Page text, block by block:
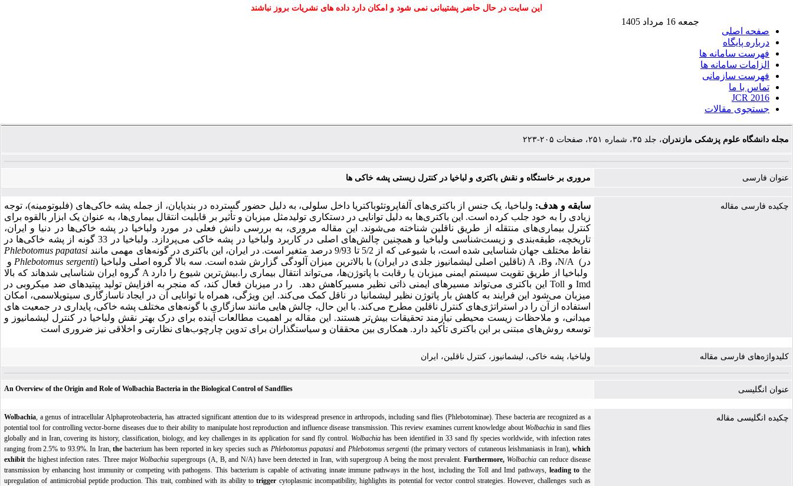
این سایت در حال حاضر پشتیبانی نمی شود و امکان دارد داده های نشریات بروز نباشند
صفحه اصلی
درباره پایگاه
فهرست سامانه ها
الزامات سامانه ها
فهرست سازمانی
تماس با ما
JCR 2016
جستجوی مقالات
جمعه 16 مرداد 1405
مجله دانشگاه علوم پزشکی مازندران، جلد ۳۵، شماره ۲۵۱، صفحات ۲۰۵-۲۲۳
عنوان فارسی مروری بر خاستگاه و نقش باکتری و لباخیا در کنترل زیستی پشه خاکی ها
چکیده فارسی مقاله سابقه و هدف: ولباخیا، یک جنس از باکتری‌های آلفاپروتئوباکتریا داخل سلولی، به دلیل حضور گسترده در بندپایان، از جمله پشه‌ خاکیهای (فلبوتومینه)، توجه
زیادی را به خود جلب کرده است. این باکتری‌ها به دلیل توانایی در دستکاری تولیدمثل میزبان و تأثیر بر قابلیت انتقال بیماری‌ها، به عنوان یک ابزار بالقوه برای
کنترل بیماری‌های منتقله از طریق ناقلین شناخته می‌شوند. این مقاله مروری، به بررسی دانش فعلی در مورد ولباخیا در پشه‌ خاکیها در دنیا و ایران،
تاریخچه، طبقهبندی و زیست‌شناسی ولباخیا و همچنین چالش‌های اصلی در کاربرد ولباخیا در پشه خاکی می‌پردازد. ولباخیا در 33 گونه از پشه
خاکی‌ها در
نقاط مختلف جهان شناسایی شده است، با شیوعی که از 5/2 تا 9/93 درصد متغیر است. در ایران، این باکتری در گونه‌های مهمی مانند
Phlebotomus papatasi
و Phlebotomus sergenti(ناقلین اصلی لیشمانیوز جلدی در ایران) با بالاترین میزان آلودگی گزارش شده است. سه بالا گروه اصلی ولباخیا ( A ،B، وN/A ) در
ایران شناسایی شدهاند که بالا
گروهA بیش‌ترین شیوع را دارد. ولباخیا از طریق تقویت سیستم ایمنی میزبان یا رقابت با پاتوژن‌ها، می‌تواند انتقال بیماری را
کاهش دهد.این باکتری می‌تواند مسیرهای ایمنی ذاتی نظیر مسیر Toll و Imd
را در میزبان فعال کند، که منجر به افزایش تولید پپتیدهای ضد میکروبی در
میزبان میشود این فرایند به کاهش بار پاتوژن نظیر لیشمانیا در ناقل کمک میکند.
این ویژگی، همراه با توانایی آن در ایجاد ناسازگاری سیتوپلاسمی، امکان
استفاده از آن را در استراتژی‌های کنترل ناقلین مطرح می‌کند. با این حال، چالش هایی مانند سازگاری با گونه‌های مختلف پشه خاکی، پایداری در جمعیت های
میدانی، و ملاحظات زیست محیطی نیازمند تحقیقات بیش‌تر هستند.
ین مقاله بر اهمیت مطالعات آینده برای درک بهتر نقش ولباخیا در کنترل لیشمانیوز و
توسعه روش‌های مبتنی بر این باکتری تأکید دارد. همکاری بین محققان و سیاستگذاران برای تدوین چارچوب‌های نظارتی و اخلاقی نیز ضروری است
کلیدواژه‌های فارسی مقاله ولباخیا، پشه خاکی، لیشمانیوز، کنترل ناقلین، ایران
عنوان انگلیسی An Overview of the Origin and Role of Wolbachia Bacteria in the Biological Control of Sandflies
چکیده انگلیسی مقاله Wolbachia, a genus of intracellular Alphaproteobacteria, has attracted significant attention due to its widespread presence in arthropods, including sand flies (Phlebotominae). These bacteria are recognized as a
potential tool for controlling vector-borne diseases due to their ability to manipulate host reproduction and influence disease transmission. This review examines current knowledge about Wolbachia in sand flies
globally and in Iran, covering its history, classification, biology, and key challenges in its application for sand fly control. Wolbachia has been identified in 33 sand fly species worldwide, with infection rates
ranging from 2.5% to 93.9%. In Iran,the bacterium has been reported in key species such as Phlebotomus papatasiand Phlebotomus sergenti (the primary vectors of cutaneous leishmaniasis in Iran),which
exhibit the highest infection rates. Three major Wolbachia supergroups (A, B, and N/A) have been detected in Iran, with supergroup A being the most prevalent. Furthermore, Wolbachia can reduce disease
transmission by enhancing host immunity or competing with pathogens. This bacterium is capable of activating innate immune pathways in the host, including the Toll and Imd pathways, leading to the
upregulation of antimicrobial peptide production. This trait, combined with its ability totrigger cytoplasmic incompatibility, highlights its potential for vector control strategies. However, challenges such as